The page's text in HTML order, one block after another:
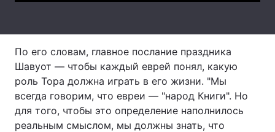
По его словам, главное послание праздника
Шавуот — чтобы каждый еврей понял, какую
роль Тора должна играть в его жизни. "Мы
всегда говорим, что евреи — "народ Книги". Но
для того, чтобы это определение наполнилось
реальным смыслом, мы должны знать, что